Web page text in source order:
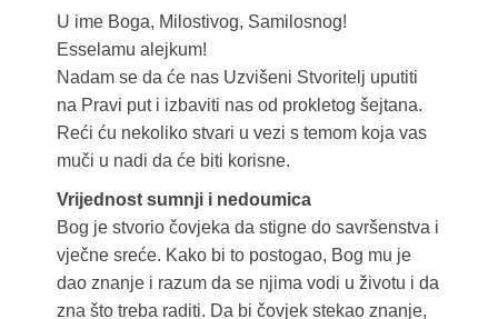
U ime Boga, Milostivog, Samilosnog!
Esselamu alejkum!
Nadam se da će nas Uzvišeni Stvoritelj uputiti
na Pravi put i izbaviti nas od prokletog šejtana.
Reći ću nekoliko stvari u vezi s temom koja vas
muči u nadi da će biti korisne.
Vrijednost sumnji i nedoumica
Bog je stvorio čovjeka da stigne do savršenstva i
vječne sreće. Kako bi to postogao, Bog mu je
dao znanje i razum da se njima vodi u životu i da
zna što treba raditi. Da bi čovjek stekao znanje,